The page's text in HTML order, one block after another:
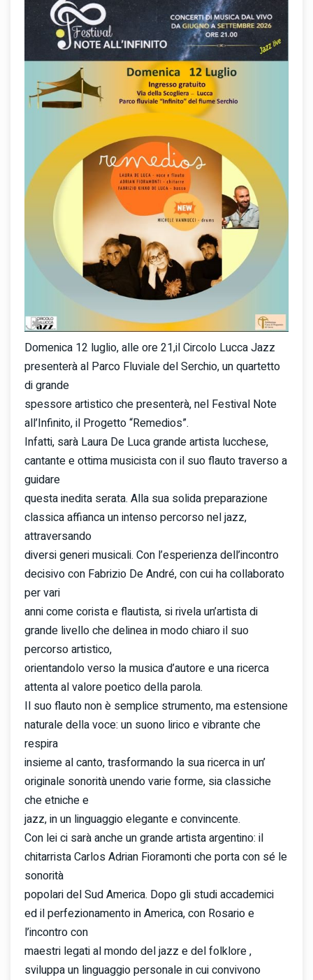
Domenica 12 luglio, alle ore 21,il Circolo Lucca Jazz
presenterà al Parco Fluviale del Serchio, un quartetto
di grande
spessore artistico che presenterà, nel Festival Note
all’Infinito, il Progetto “Remedios”.
Infatti, sarà Laura De Luca grande artista lucchese,
cantante e ottima musicista con il suo flauto traverso a
guidare
questa inedita serata. Alla sua solida preparazione
classica affianca un intenso percorso nel jazz,
attraversando
diversi generi musicali. Con l’esperienza dell’incontro
decisivo con Fabrizio De André, con cui ha collaborato
per vari
anni come corista e flautista, si rivela un’artista di
grande livello che delinea in modo chiaro il suo
percorso artistico,
orientandolo verso la musica d’autore e una ricerca
attenta al valore poetico della parola.
Il suo flauto non è semplice strumento, ma estensione
naturale della voce: un suono lirico e vibrante che
respira
insieme al canto, trasformando la sua ricerca in un’
originale sonorità unendo varie forme, sia classiche
che etniche e
jazz, in un linguaggio elegante e convincente.
Con lei ci sarà anche un grande artista argentino: il
chitarrista Carlos Adrian Fioramonti che porta con sé le
sonorità
popolari del Sud America. Dopo gli studi accademici
ed il perfezionamento in America, con Rosario e
l’incontro con
maestri legati al mondo del jazz e del folklore ,
sviluppa un linguaggio personale in cui convivono